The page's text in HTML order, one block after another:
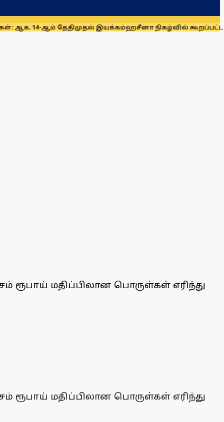
தேதிமுதல் இயக்கம்ஹசீனா நிகழ்வில் கூறப்பட்ட
ரூபாய் மதிப்பிலான பொருள்கள் எரிந்து
ரூபாய் மதிப்பிலான பொருள்கள் எரிந்து